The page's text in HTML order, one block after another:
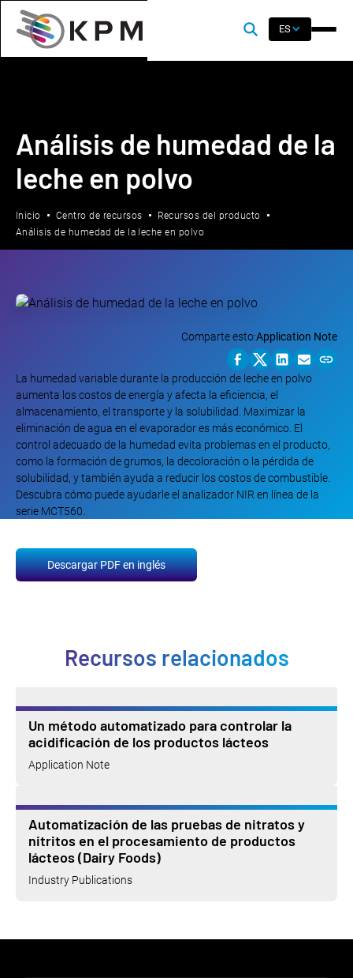
ES
Análisis de humedad de la
leche en polvo
Inicio Centro de recursos
Recursos del producto
Análisis de humedad de la leche en polvo
La humedad variable durante la producción de leche en polvo
aumenta los costos de energía y afecta la eficiencia, el
almacenamiento, el transporte y la solubilidad. Maximizar la
eliminación de agua en el evaporador es más económico. El
control adecuado de la humedad evita problemas en el producto,
como la formación de grumos, la decoloración o la pérdida de
solubilidad, y también ayuda a reducir los costos de combustible.
Descubra cómo puede ayudarle el analizador NIR en línea de la
serie MCT560.
Descargar PDF en inglés
Comparte esto:Application Note
Recursos relacionados
Un método automatizado para controlar la
acidificación de los productos lácteos
Application Note
Automatización de las pruebas de nitratos y
nitritos en el procesamiento de productos
lácteos (Dairy Foods)
Industry Publications